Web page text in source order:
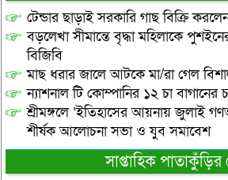
টেন্ডার ছাড়াই সরকারি গাছ বিক্রি
বড়লেখা সীমান্তে বৃদ্ধা মহিলাকে
বিজিবি
মাছ ধরার জালে আটকে মা/রা গেল
ন্যাশনাল টি কোম্পানির ১২ চা বাগানের
শ্রীমঙ্গলে ‘ইতিহাসের আয়নায় জুলাই
শীর্ষক আলোচনা সভা ও যুব সমাবেশ
সাপ্তাহিক